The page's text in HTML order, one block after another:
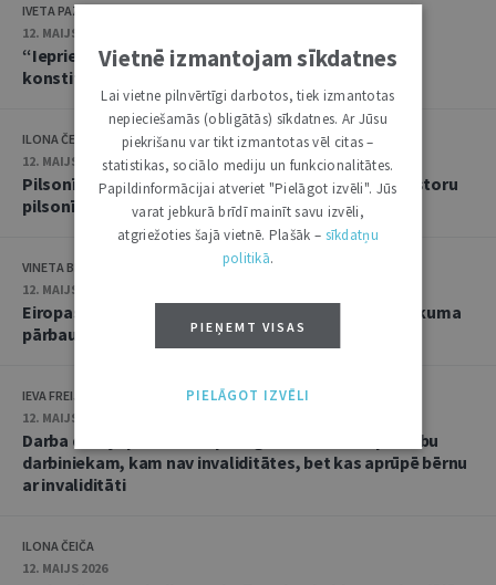
IVETA PAZARE
12. MAIJS 2026
“Iepriekš nepieredzēts dumpis”: ES Tiesa un Polijas
konstitucionālās krīzes juridiskās sekas
ILONA ČEIČA
12. MAIJS 2026
Pilsonība pret naudu? ES Tiesa noraida Maltas investoru
pilsonības shēmu
VINETA BEI
12. MAIJS 2026
Eiropas politiskajai partijai uzliktas sankcijas tiesiskuma
pārbaude Vispārējā tiesā
IEVA FREIJA-PEKATI
12. MAIJS 2026
Darba devēja pienākums pielāgot darba laiku par labu
darbiniekam, kam nav invaliditātes, bet kas aprūpē bērnu
ar invaliditāti
ILONA ČEIČA
12. MAIJS 2026
Vietnē izmantojam sīkdatnes
Lai vietne pilnvērtīgi darbotos, tiek izmantotas
nepieciešamās (obligātās) sīkdatnes. Ar Jūsu
piekrišanu var tikt izmantotas vēl citas –
statistikas, sociālo mediju un funkcionalitātes.
Papildinformācijai atveriet "Pielāgot izvēli". Jūs
varat jebkurā brīdī mainīt savu izvēli,
atgriežoties šajā vietnē. Plašāk – sīkdatņu
politikā.
PIEŅEMT VISAS
PIELĀGOT IZVĒLI